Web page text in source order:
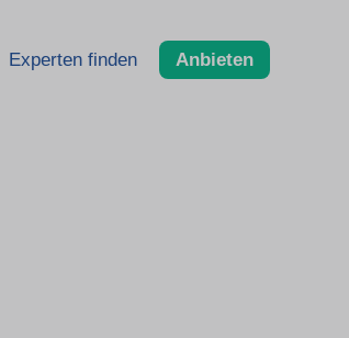
Experten finden Anbieten